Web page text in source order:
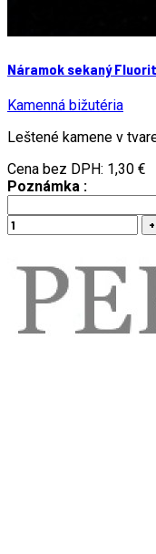
Náramok sekaný Fluorit
Kamenná bižutéria
Leštené kamene v
Cena bez DPH: 1,30 €
Poznámka :